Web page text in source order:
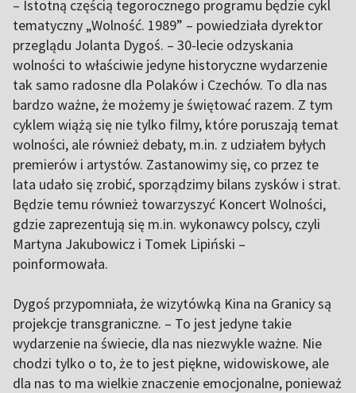
– Istotną częścią tegorocznego programu będzie cykl
tematyczny „Wolność. 1989” – powiedziała dyrektor
przeglądu Jolanta Dygoś. – 30-lecie odzyskania
wolności to właściwie jedyne historyczne wydarzenie
tak samo radosne dla Polaków i Czechów. To dla nas
bardzo ważne, że możemy je świętować razem. Z tym
cyklem wiążą się nie tylko filmy, które poruszają temat
wolności, ale również debaty, m.in. z udziałem byłych
premierów i artystów. Zastanowimy się, co przez te
lata udało się zrobić, sporządzimy bilans zysków i strat.
Będzie temu również towarzyszyć Koncert Wolności,
gdzie zaprezentują się m.in. wykonawcy polscy, czyli
Martyna Jakubowicz i Tomek Lipiński –
poinformowała.
Dygoś przypomniała, że wizytówką Kina na Granicy są
projekcje transgraniczne. – To jest jedyne takie
wydarzenie na świecie, dla nas niezwykle ważne. Nie
chodzi tylko o to, że to jest piękne, widowiskowe, ale
dla nas to ma wielkie znaczenie emocjonalne, ponieważ